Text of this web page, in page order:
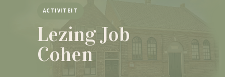
ACTIVITEIT
Lezing Job
Cohen